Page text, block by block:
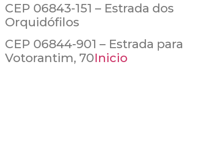
CEP 06843-151 – Estrada dos
Orquidófilos
CEP 06844-901 – Estrada para
Votorantim, 70Inicio